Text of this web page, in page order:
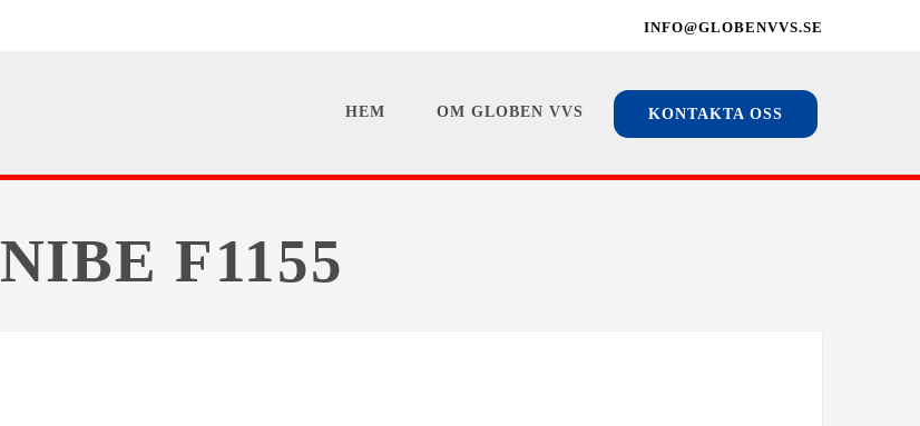
INFO@GLOBENVVS.SE
HEM OM GLOBEN VVS KONTAKTA OSS
NIBE F1155